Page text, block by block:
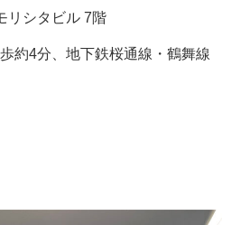
リシタビル 7階
約4分、地下鉄桜通線・鶴舞線